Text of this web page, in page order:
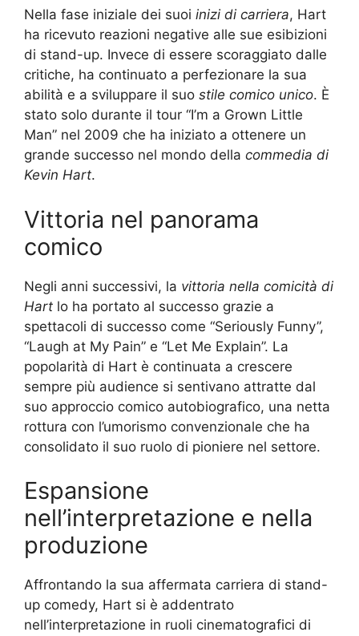
Nella fase iniziale dei suoi inizi di carriera, Hart
ha ricevuto reazioni negative alle sue esibizioni
di stand-up. Invece di essere scoraggiato dalle
critiche, ha continuato a perfezionare la sua
abilità e a sviluppare il suo stile comico unico. È
stato solo durante il tour “I’m a Grown Little
Man” nel 2009 che ha iniziato a ottenere un
grande successo nel mondo della commedia di
Kevin Hart.
Vittoria nel panorama
comico
Negli anni successivi, la vittoria nella comicità di
Hart lo ha portato al successo grazie a
spettacoli di successo come “Seriously Funny”,
“Laugh at My Pain” e “Let Me Explain”. La
popolarità di Hart è continuata a crescere
sempre più audience si sentivano attratte dal
suo approccio comico autobiografico, una netta
rottura con l’umorismo convenzionale che ha
consolidato il suo ruolo di pioniere nel settore.
Espansione
nell’interpretazione e nella
produzione
Affrontando la sua affermata carriera di stand-
up comedy, Hart si è addentrato
nell’interpretazione in ruoli cinematografici di